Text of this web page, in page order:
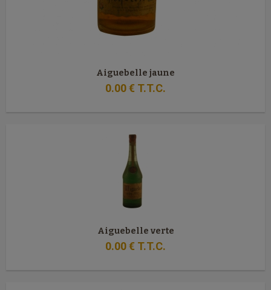
Aiguebelle jaune
0.00€ T.T.C.
Aiguebelle verte
0.00€ T.T.C.